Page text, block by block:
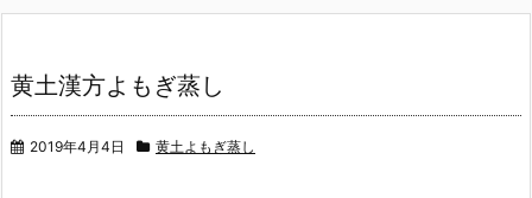
黄土漢方よもぎ蒸し
2019年4月4日 黄土よもぎ蒸し